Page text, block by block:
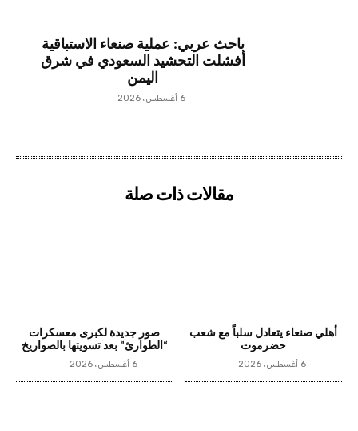
باحث عربي: عملية صنعاء الاستباقية
أفشلت التحشيد السعودي في شرق
اليمن
6 أغسطس، 2026
مقالات ذات صلة
أهلي صنعاء يتعادل سلباً مع شعب
حضرموت
6 أغسطس، 2026
صور جديدة لكبرى معسكرات
“الطوارئ” بعد تسويتها بالصواريخ
6 أغسطس، 2026